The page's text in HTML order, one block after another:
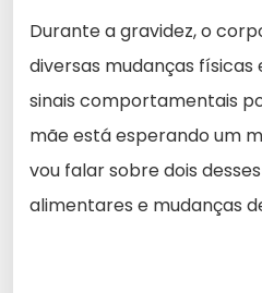
Durante a gravidez, o
diversas mudanças físicas
sinais comportamentais
mãe está esperando um
vou falar sobre dois
alimentares e mudanças